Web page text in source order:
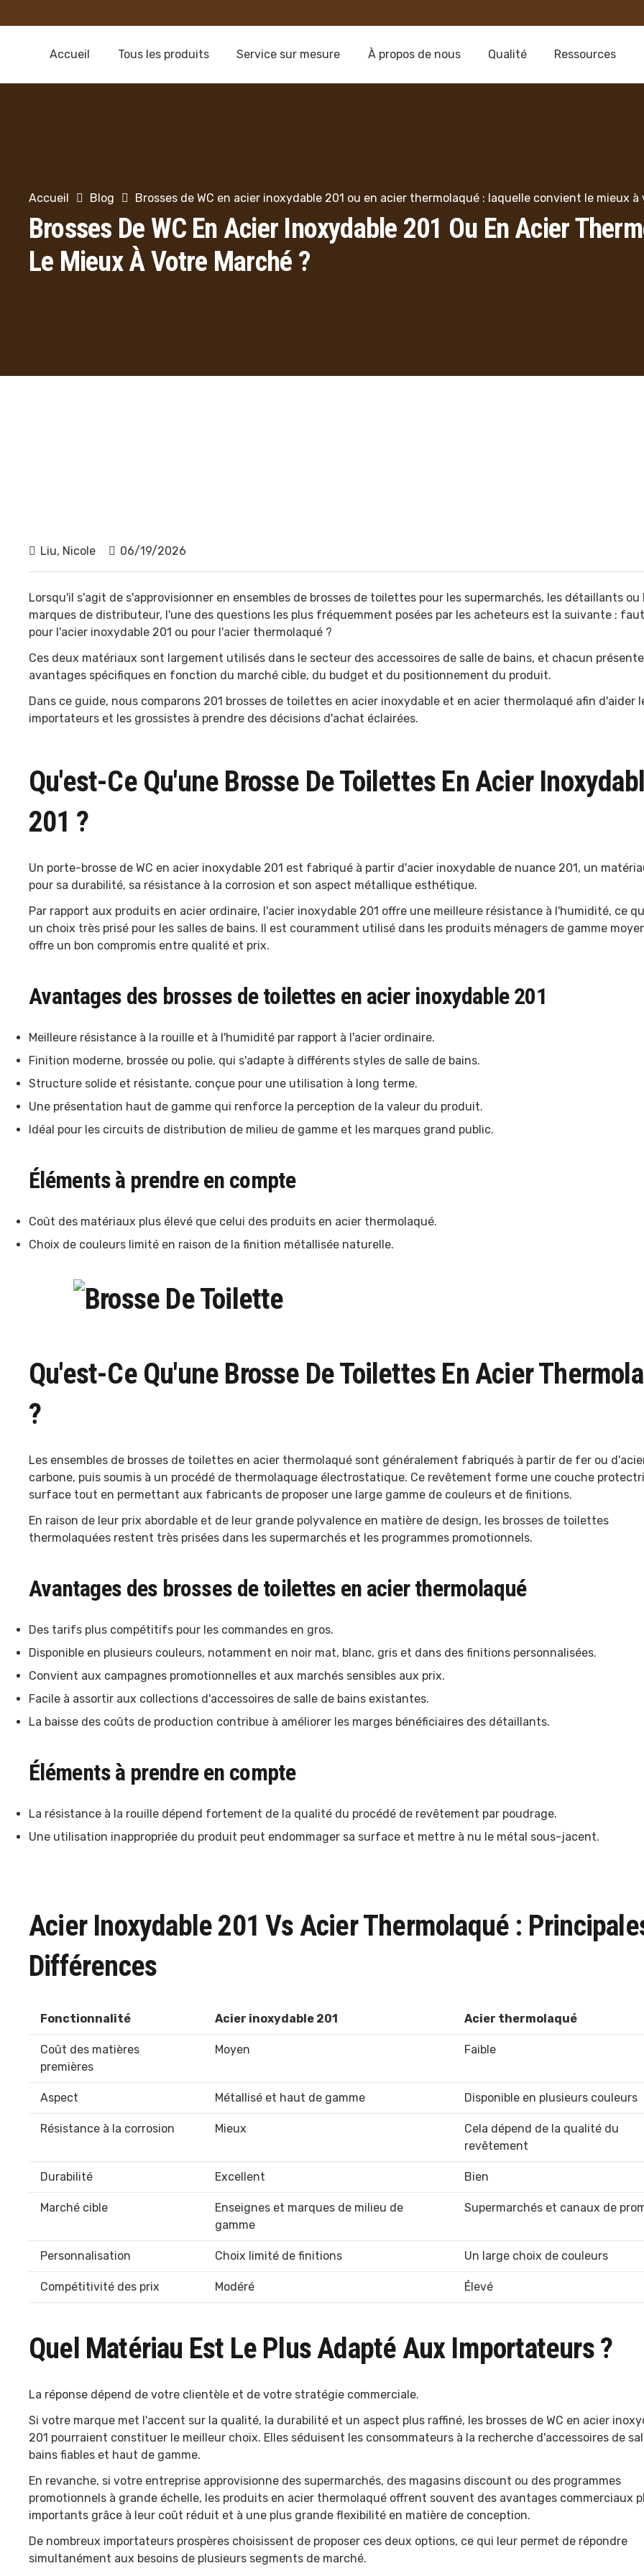
Accueil Tous les produits Service sur mesure À propos de nous Qualité Ressources
Accueil Blog Brosses de WC en acier inoxydable 201 ou en acier thermolaqué : laquelle convient le mieux
Brosses De WC En Acier Inoxydable 201 Ou En Acier
Le Mieux À Votre Marché ?
Liu, Nicole 06/19/2026
Lorsqu'il s'agit de s'approvisionner en ensembles de brosses de toilettes pour les supermarchés, les détaillants ou
marques de distributeur, l'une des questions les plus fréquemment posées par les acheteurs est la suivante :
pour l'acier inoxydable 201 ou pour l'acier thermolaqué ?
Ces deux matériaux sont largement utilisés dans le secteur des accessoires de salle de bains, et chacun
avantages spécifiques en fonction du marché cible, du budget et du positionnement du produit.
Dans ce guide, nous comparons 201 brosses de toilettes en acier inoxydable et en acier thermolaqué afin d'aider
importateurs et les grossistes à prendre des décisions d'achat éclairées.
Qu'est-Ce Qu'une Brosse De Toilettes En Acier
201 ?
Un porte-brosse de WC en acier inoxydable 201 est fabriqué à partir d'acier inoxydable de nuance 201, un
pour sa durabilité, sa résistance à la corrosion et son aspect métallique esthétique.
Par rapport aux produits en acier ordinaire, l'acier inoxydable 201 offre une meilleure résistance à l'humidité, ce
un choix très prisé pour les salles de bains. Il est couramment utilisé dans les produits ménagers de gamme
offre un bon compromis entre qualité et prix.
Avantages des brosses de toilettes en acier inoxydable 201
Meilleure résistance à la rouille et à l'humidité par rapport à l'acier ordinaire.
Finition moderne, brossée ou polie, qui s'adapte à différents styles de salle de bains.
Structure solide et résistante, conçue pour une utilisation à long terme.
Une présentation haut de gamme qui renforce la perception de la valeur du produit.
Idéal pour les circuits de distribution de milieu de gamme et les marques grand public.
Éléments à prendre en compte
Coût des matériaux plus élevé que celui des produits en acier thermolaqué.
Choix de couleurs limité en raison de la finition métallisée naturelle.
Qu'est-Ce Qu'une Brosse De Toilettes En Acier
?
Les ensembles de brosses de toilettes en acier thermolaqué sont généralement fabriqués à partir de fer ou
carbone, puis soumis à un procédé de thermolaquage électrostatique. Ce revêtement forme une couche
surface tout en permettant aux fabricants de proposer une large gamme de couleurs et de finitions.
En raison de leur prix abordable et de leur grande polyvalence en matière de design, les brosses de toilettes
thermolaquées restent très prisées dans les supermarchés et les programmes promotionnels.
Avantages des brosses de toilettes en acier thermolaqué
Des tarifs plus compétitifs pour les commandes en gros.
Disponible en plusieurs couleurs, notamment en noir mat, blanc, gris et dans des finitions personnalisées.
Convient aux campagnes promotionnelles et aux marchés sensibles aux prix.
Facile à assortir aux collections d'accessoires de salle de bains existantes.
La baisse des coûts de production contribue à améliorer les marges bénéficiaires des détaillants.
Éléments à prendre en compte
La résistance à la rouille dépend fortement de la qualité du procédé de revêtement par poudrage.
Une utilisation inappropriée du produit peut endommager sa surface et mettre à nu le métal sous-jacent.
Acier Inoxydable 201 Vs Acier Thermolaqué :
Différences
Fonctionnalité Acier inoxydable 201 Acier thermolaqué
Coût des matières
premières
Moyen Faible
Aspect Métallisé et haut de gamme Disponible en plusieurs couleurs
Résistance à la corrosion Mieux
Cela dépend de la qualité du
revêtement
Durabilité Excellent Bien
Marché cible
Enseignes et marques de milieu de
gamme
Supermarchés et canaux de
Personnalisation Choix limité de finitions Un large choix de couleurs
Compétitivité des prix Modéré Élevé
Quel Matériau Est Le Plus Adapté Aux Importateurs ?
La réponse dépend de votre clientèle et de votre stratégie commerciale.
Si votre marque met l'accent sur la qualité, la durabilité et un aspect plus raffiné, les brosses de WC en acier
201 pourraient constituer le meilleur choix. Elles séduisent les consommateurs à la recherche d'accessoires de
bains fiables et haut de gamme.
En revanche, si votre entreprise approvisionne des supermarchés, des magasins discount ou des programmes
promotionnels à grande échelle, les produits en acier thermolaqué offrent souvent des avantages commerciaux
importants grâce à leur coût réduit et à une plus grande flexibilité en matière de conception.
De nombreux importateurs prospères choisissent de proposer ces deux options, ce qui leur permet de répondre
simultanément aux besoins de plusieurs segments de marché.